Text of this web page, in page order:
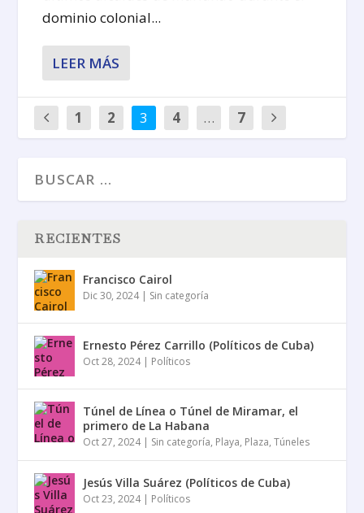
dominio colonial...
LEER MÁS
1 2 3 4 … 7
RECIENTES
Francisco Cairol
Dic 30, 2024| Sin categoría
Ernesto Pérez Carrillo (Políticos de Cuba)
Oct 28, 2024| Políticos
Túnel de Línea o Túnel de Miramar, el
primero de La Habana
Oct 27, 2024| Sin categoría, Playa, Plaza,Túneles
Jesús Villa Suárez (Políticos de Cuba)
Oct 23, 2024| Políticos